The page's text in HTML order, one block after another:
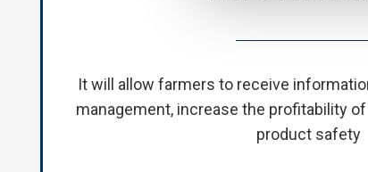
It will allow farmers to receive
management, increase the profitability
product safety